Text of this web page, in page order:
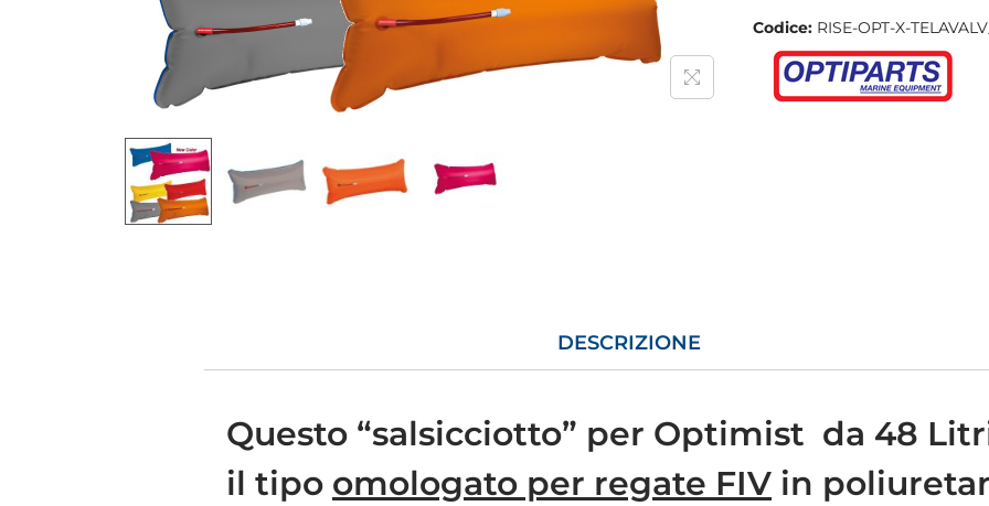
Codice: RISE-OPT-X-
DESCRIZIONE
Questo “salsicciotto” per Optimist da 48
il tipo omologato per regate FIV in